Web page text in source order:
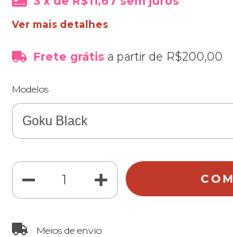
Ver mais detalhes
Frete grátis a partir de R$200,00
Modelos
Entregas para o CEP:
Meios de envio